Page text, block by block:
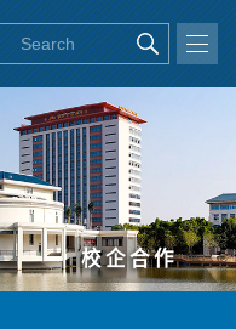
校企合作